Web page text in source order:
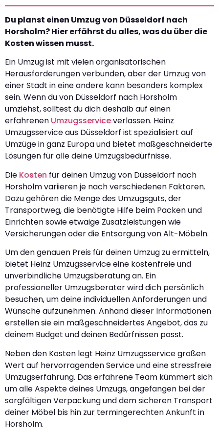
Du planst einen Umzug von Düsseldorf nach
Horsholm? Hier erfährst du alles, was du über die
Kosten wissen musst.
Ein Umzug ist mit vielen organisatorischen
Herausforderungen verbunden, aber der Umzug von
einer Stadt in eine andere kann besonders komplex
sein. Wenn du von Düsseldorf nach Horsholm
umziehst, solltest du dich deshalb auf einen
erfahrenen Umzugsserviceverlassen. Heinz
Umzugsservice aus Düsseldorf ist spezialisiert auf
Umzüge in ganz Europa und bietet maßgeschneiderte
Lösungen für alle deine Umzugsbedürfnisse.
Die Kosten für deinen Umzug von Düsseldorf nach
Horsholm variieren je nach verschiedenen Faktoren.
Dazu gehören die Menge des Umzugsguts, der
Transportweg, die benötigte Hilfe beim Packen und
Einrichten sowie etwaige Zusatzleistungen wie
Versicherungen oder die Entsorgung von Alt-Möbeln.
Um den genauen Preis für deinen Umzug zu ermitteln,
bietet Heinz Umzugsservice eine kostenfreie und
unverbindliche Umzugsberatung an. Ein
professioneller Umzugsberater wird dich persönlich
besuchen, um deine individuellen Anforderungen und
Wünsche aufzunehmen. Anhand dieser Informationen
erstellen sie ein maßgeschneidertes Angebot, das zu
deinem Budget und deinen Bedürfnissen passt.
Neben den Kosten legt Heinz Umzugsservice großen
Wert auf hervorragenden Service und eine stressfreie
Umzugserfahrung. Das erfahrene Team kümmert sich
um alle Aspekte deines Umzugs, angefangen bei der
sorgfältigen Verpackung und dem sicheren Transport
deiner Möbel bis hin zur termingerechten Ankunft in
Horsholm.